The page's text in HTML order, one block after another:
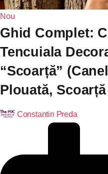
Nou
Ghid Complet:
Tencuiala
“Scoarță”
Plouată,
Constantin Preda